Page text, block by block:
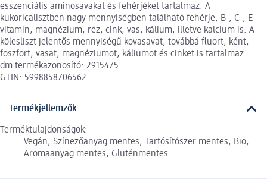
esszenciális aminosavakat és fehérjéket tartalmaz. A
kukoricalisztben nagy mennyiségben található fehérje, B-, C-, E-
vitamin, magnézium, réz, cink, vas, kálium, illetve kalcium is. A
kölesliszt jelentős mennyiségű kovasavat, továbbá fluort, ként,
foszfort, vasat, magnéziumot, káliumot és cinket is tartalmaz.
dm termékazonosító: 2915475
GTIN: 5998858706562
Termékjellemzők
Terméktulajdonságok:
Vegán, Színezőanyag mentes, Tartósítószer mentes, Bio,
Aromaanyag mentes, Gluténmentes